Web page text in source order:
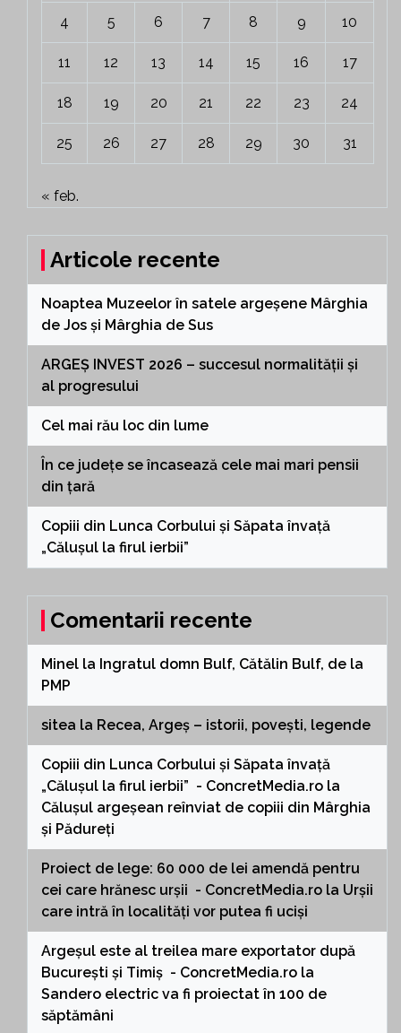
4 5 6 7 8 9 10
11 12 13 14 15 16 17
18 19 20 21 22 23 24
25 26 27 28 29 30 31
« feb.
Articole recente
Noaptea Muzeelor în satele argeșene Mârghia
de Jos și Mârghia de Sus
ARGEȘ INVEST 2026 – succesul normalității și
al progresului
Cel mai rău loc din lume
În ce județe se încasează cele mai mari pensii
din țară
Copiii din Lunca Corbului și Săpata învață
„Călușul la firul ierbii”
Comentarii recente
Minel la Ingratul domn Bulf, Cătălin Bulf, de la
PMP
sitea la Recea, Argeș – istorii, povești, legende
Copiii din Lunca Corbului și Săpata învață
„Călușul la firul ierbii” - ConcretMedia.ro la
Călușul argeșean reînviat de copiii din Mârghia
și Pădureți
Proiect de lege: 60 000 de lei amendă pentru
cei care hrănesc urșii - ConcretMedia.ro la Urșii
care intră în localități vor putea fi uciși
Argeșul este al treilea mare exportator după
București și Timiș - ConcretMedia.ro la
Sandero electric va fi proiectat în 100 de
săptămâni